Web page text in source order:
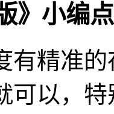
》小编
有精准
可以，